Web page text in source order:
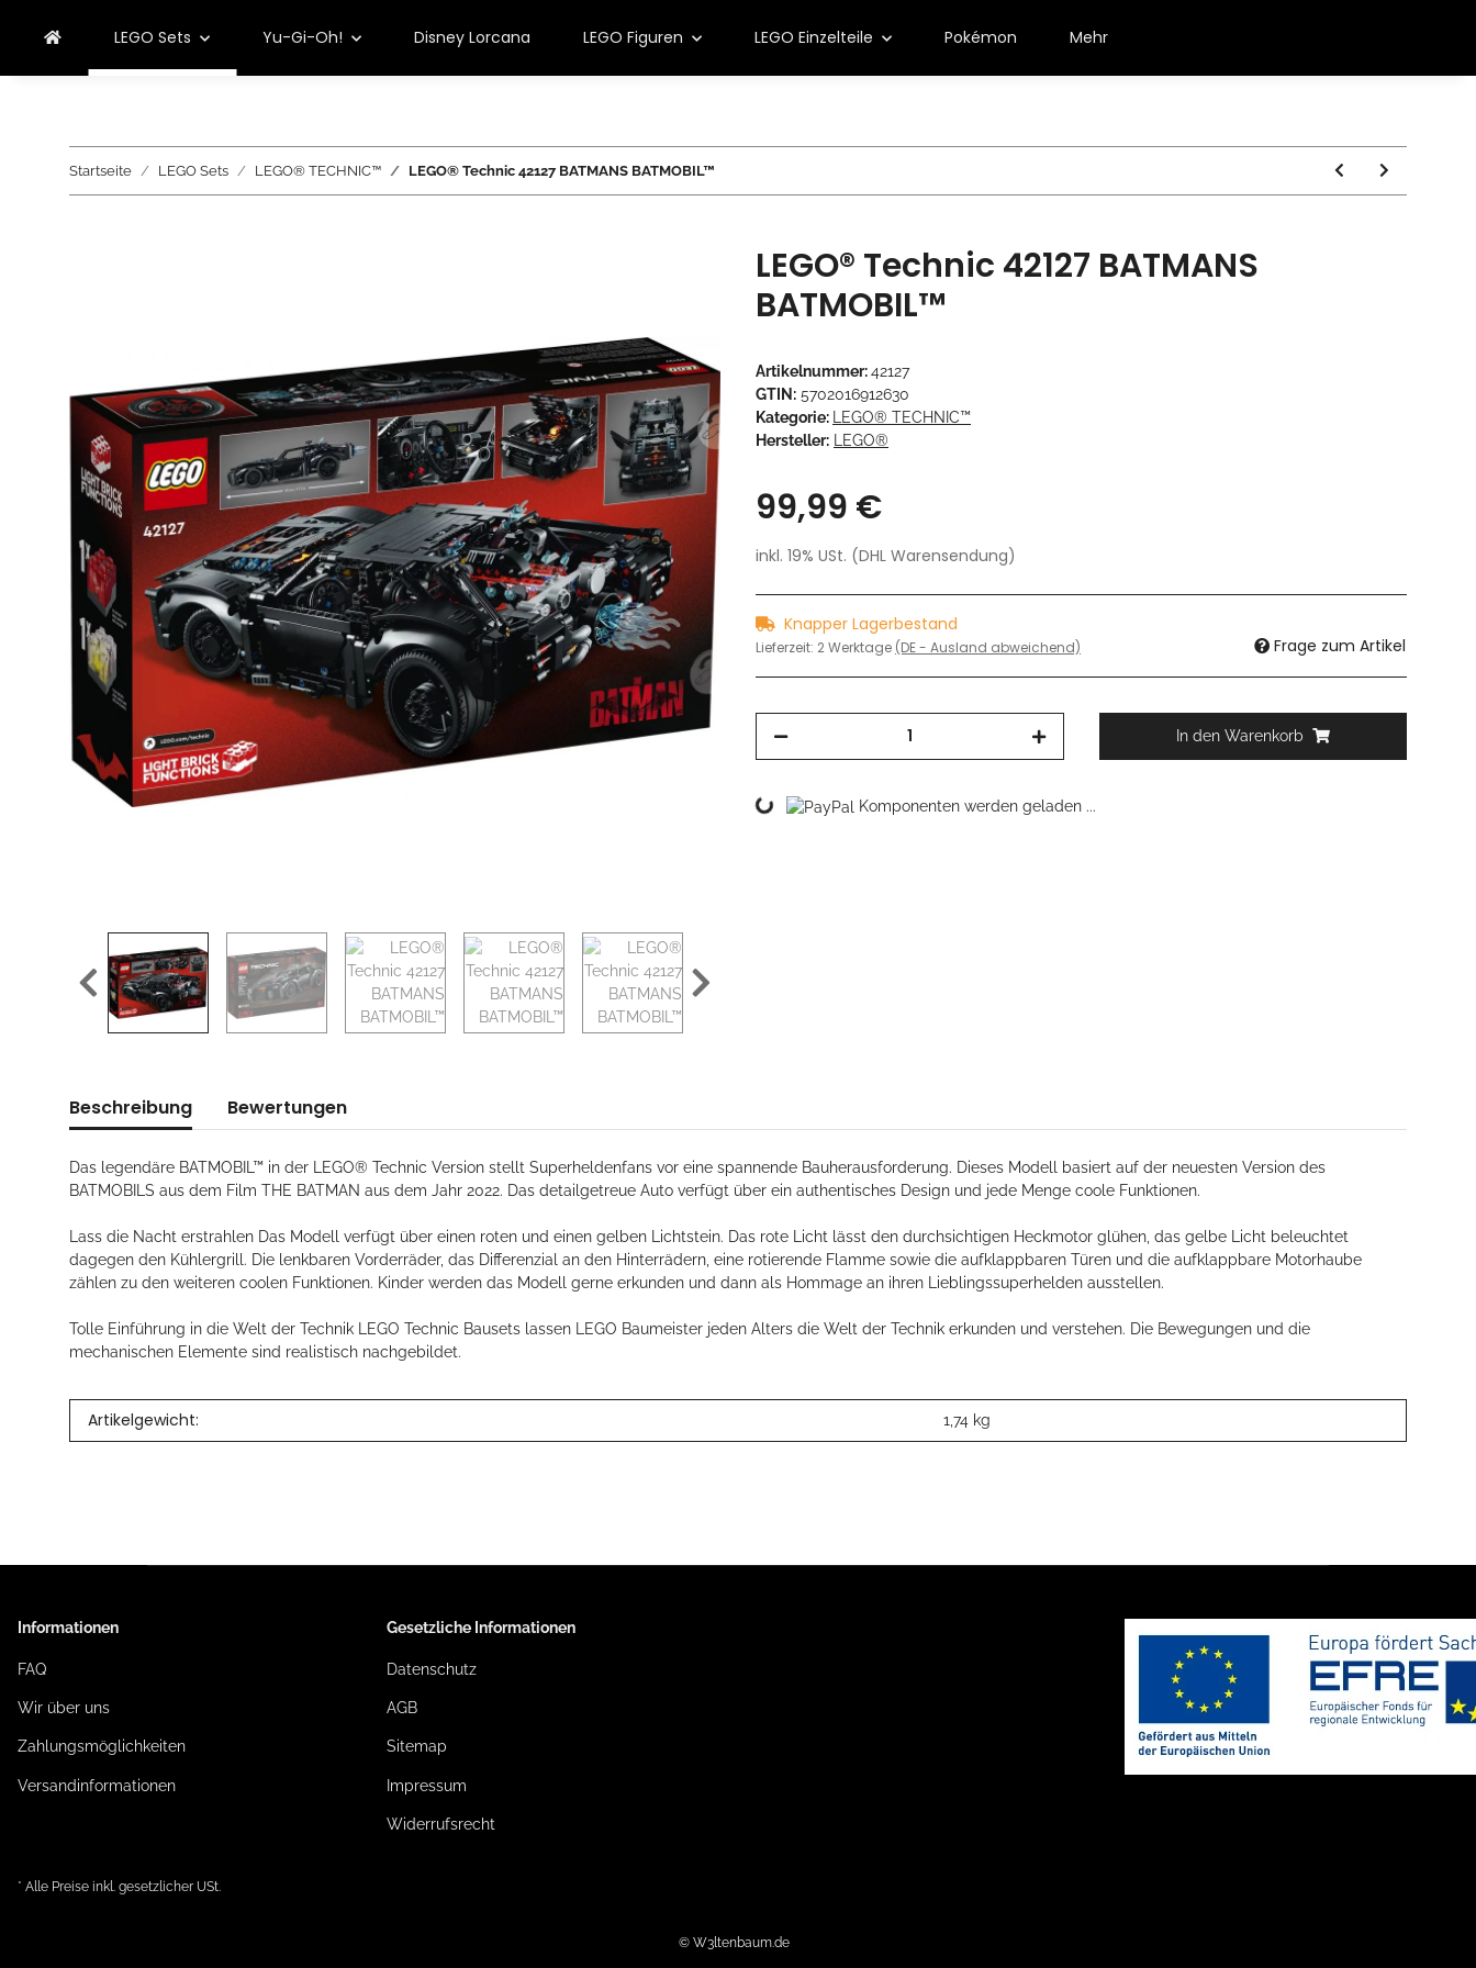
LEGO Sets Yu-Gi-Oh! Disney Lorcana LEGO Figuren LEGO Einzelteile Pokémon Mehr
Startseite LEGO Sets LEGO® TECHNIC™ LEGO® Technic 42127 BATMANS BATMOBIL™
LEGO® Technic 42127 BATMANS
BATMOBIL™
Artikelnummer:42127
GTIN: 5702016912630
Kategorie: LEGO® TECHNIC™
Hersteller: LEGO®
99,99 €
inkl. 19% USt. (DHL Warensendung)
Knapper Lagerbestand
Lieferzeit: 2 Werktage (DE - Ausland abweichend) Frage zum Artikel
In den Warenkorb
Loading... Komponenten werden geladen ...
Beschreibung Bewertungen
Das legendäre BATMOBIL™ in der LEGO® Technic Version stellt Superheldenfans vor eine spannende Bauherausforderung. Dieses Modell basiert auf der neuesten Version des
BATMOBILS aus dem Film THE BATMAN aus dem Jahr 2022. Das detailgetreue Auto verfügt über ein authentisches Design und jede Menge coole Funktionen.
Lass die Nacht erstrahlen Das Modell verfügt über einen roten und einen gelben Lichtstein. Das rote Licht lässt den durchsichtigen Heckmotor glühen, das gelbe Licht beleuchtet
dagegen den Kühlergrill. Die lenkbaren Vorderräder, das Differenzial an den Hinterrädern, eine rotierende Flamme sowie die aufklappbaren Türen und die aufklappbare Motorhaube
zählen zu den weiteren coolen Funktionen. Kinder werden das Modell gerne erkunden und dann als Hommage an ihren Lieblingssuperhelden ausstellen.
Tolle Einführung in die Welt der Technik LEGO Technic Bausets lassen LEGO Baumeister jeden Alters die Welt der Technik erkunden und verstehen. Die Bewegungen und die
mechanischen Elemente sind realistisch nachgebildet.
Artikelgewicht: 1,74 kg
Informationen
FAQ
Wir über uns
Zahlungsmöglichkeiten
Versandinformationen
Gesetzliche Informationen
Datenschutz
AGB
Sitemap
Impressum
Widerrufsrecht
* Alle Preise inkl. gesetzlicher USt.
© W3ltenbaum.de